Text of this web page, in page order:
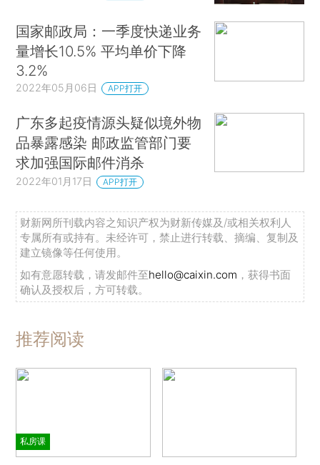
国家邮政局：一季度快递业务
量增长10.5% 平均单价下降
3.2%
2022年05月06日 APP打开
广东多起疫情源头疑似境外物
品暴露感染 邮政监管部门要
求加强国际邮件消杀
2022年01月17日 APP打开
财新网所刊载内容之知识产权为财新传媒及/或相关权利人
专属所有或持有。未经许可，禁止进行转载、摘编、复制及
建立镜像等任何使用。
如有意愿转载，请发邮件至hello@caixin.com ，获得书面
确认及授权后，方可转载。
推荐阅读
私房课